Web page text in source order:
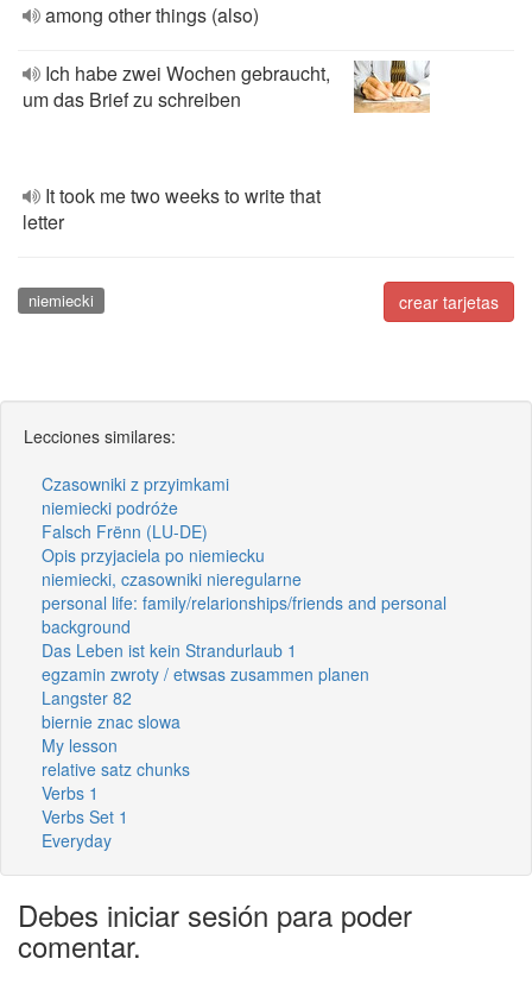
among other things (also)
Ich habe zwei Wochen gebraucht,
um das Brief zu schreiben
It took me two weeks to write that
letter
crear tarjetas
niemiecki
Lecciones similares:
Czasowniki z przyimkami
niemiecki podróże
Falsch Frënn (LU-DE)
Opis przyjaciela po niemiecku
niemiecki, czasowniki nieregularne
personal life: family/relarionships/friends and personal
background
Das Leben ist kein Strandurlaub 1
egzamin zwroty / etwsas zusammen planen
Langster 82
biernie znac slowa
My lesson
relative satz chunks
Verbs 1
Verbs Set 1
Everyday
Debes iniciar sesión para poder
comentar.